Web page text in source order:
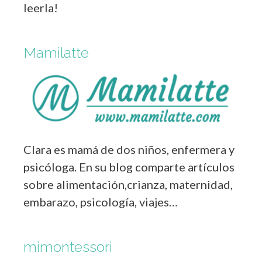
leerla!
Mamilatte
Clara es mamá de dos niños, enfermera y
psicóloga. En su blog comparte artículos
sobre alimentación,crianza, maternidad,
embarazo, psicología, viajes…
mimontessori